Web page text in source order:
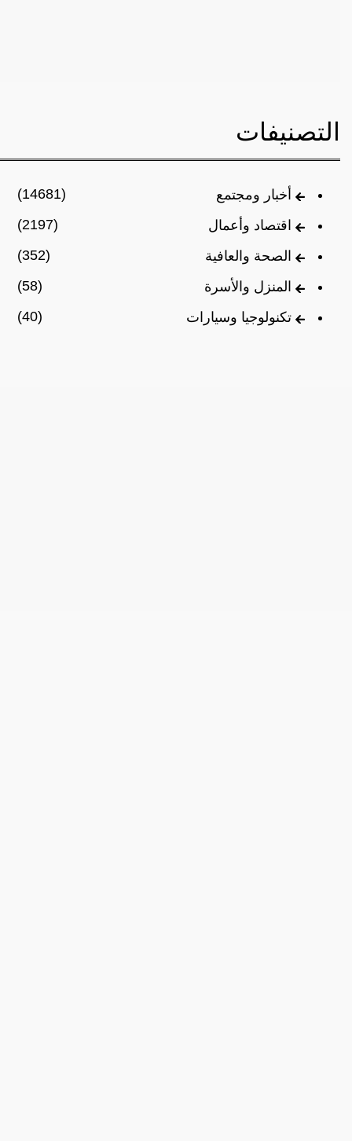
التصنيفات
أخبار ومجتمع
(14681)
اقتصاد وأعمال
(2197)
الصحة والعافية
(352)
المنزل والأسرة
(58)
تكنولوجيا وسيارات
(40)